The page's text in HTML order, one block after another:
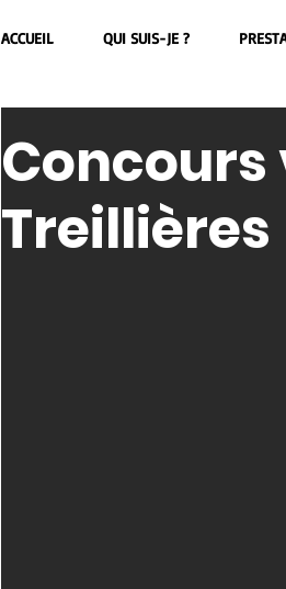
ACCUEIL QUI SUIS-JE ?
Concours
Treillières